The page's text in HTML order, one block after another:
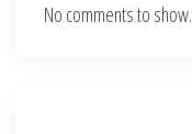
No comments to show.